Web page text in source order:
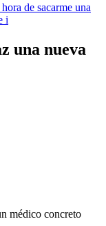
de sacarme una
i
una nueva
médico concreto